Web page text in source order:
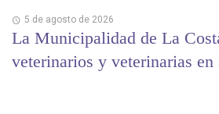
5 de agosto de 2026
La Municipalidad de La
veterinarios y veterinarias en